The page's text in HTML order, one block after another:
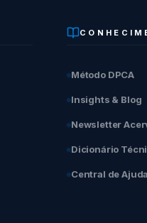
Método DPCA
Insights & Blog
Newsletter
Dicionário
Central de Ajuda